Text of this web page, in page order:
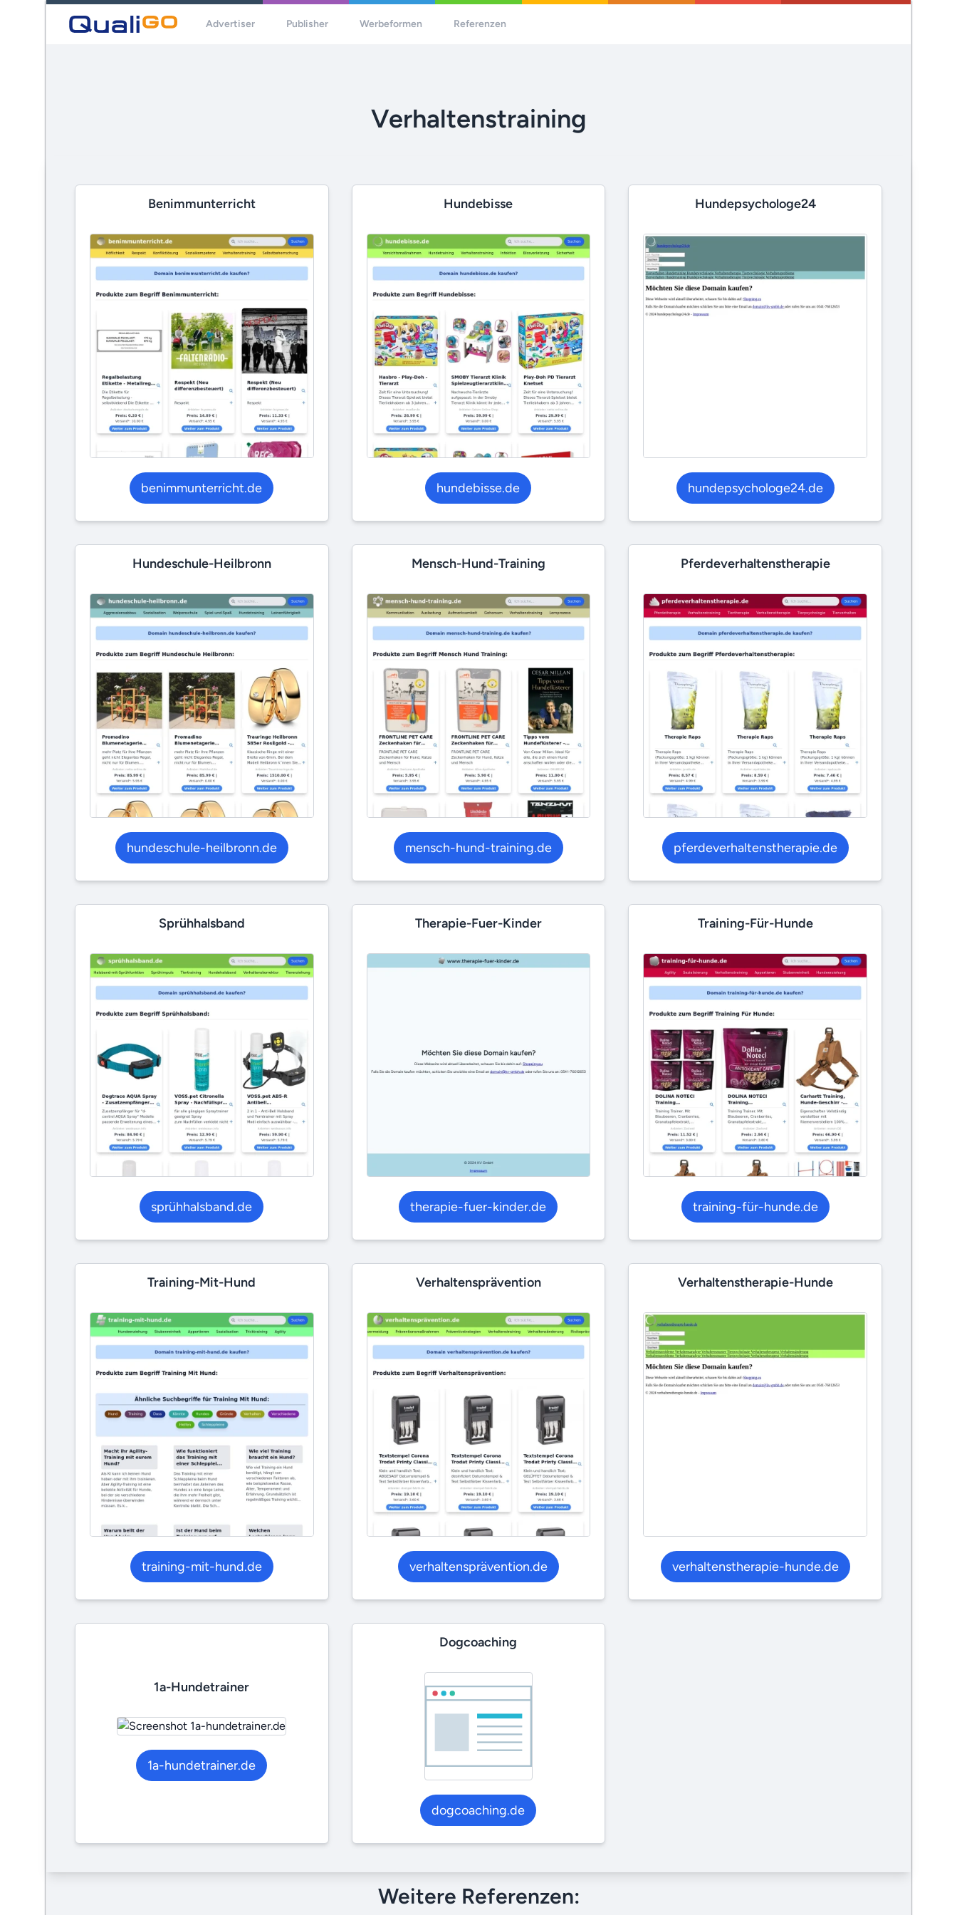
Advertiser Publisher Werbeformen Referenzen
Verhaltenstraining
Benimmunterricht
benimmunterricht.de
Hundebisse
hundebisse.de
Hundepsychologe24
hundepsychologe24.de
Hundeschule-Heilbronn
hundeschule-heilbronn.de
Mensch-Hund-Training
mensch-hund-training.de
Pferdeverhaltenstherapie
pferdeverhaltenstherapie.de
Sprühhalsband
sprühhalsband.de
Therapie-Fuer-Kinder
therapie-fuer-kinder.de
Training-Für-Hunde
training-für-hunde.de
Training-Mit-Hund
training-mit-hund.de
Verhaltensprävention
verhaltensprävention.de
Verhaltenstherapie-Hunde
verhaltenstherapie-hunde.de
1a-Hundetrainer
1a-hundetrainer.de
Dogcoaching
dogcoaching.de
Weitere Referenzen: